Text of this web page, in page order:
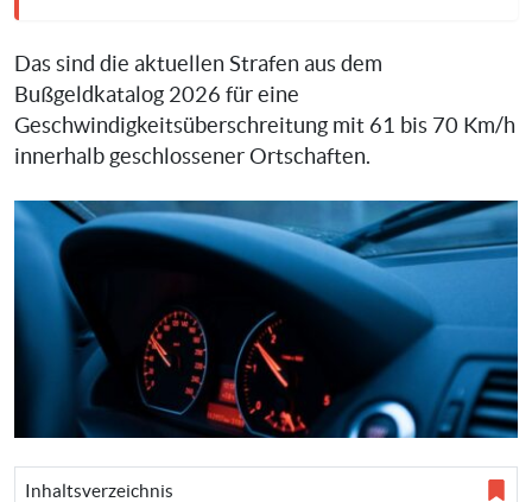
Das sind die aktuellen Strafen aus dem
Bußgeldkatalog 2026 für eine
Geschwindigkeitsüberschreitung mit 61 bis 70 Km/h
innerhalb geschlossener Ortschaften.
Inhaltsverzeichnis